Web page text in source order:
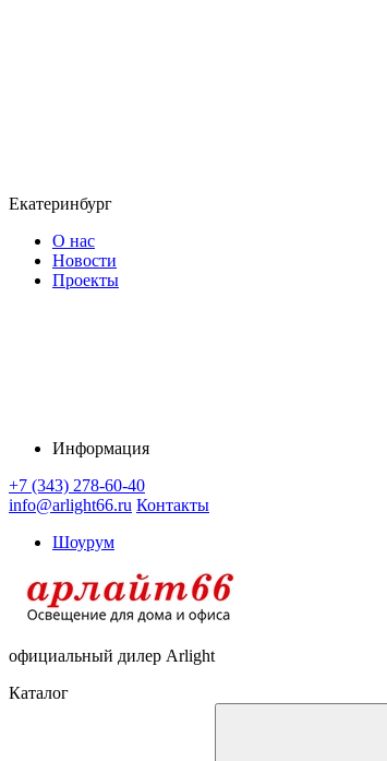
Екатеринбург
О нас
Новости
Проекты
Информация
+7 (343) 278-60-40
info@arlight66.ru Контакты
Шоурум
официальный дилер Arlight
Каталог